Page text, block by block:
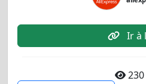
Ir à
230